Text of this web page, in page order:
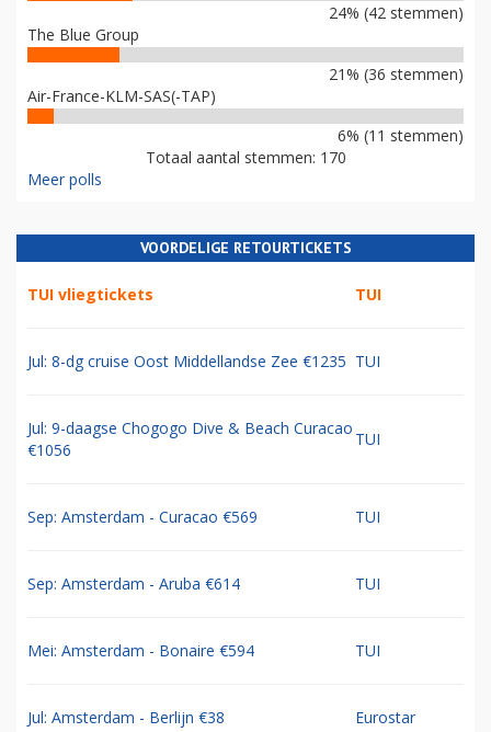
24% (42 stemmen)
The Blue Group
21% (36 stemmen)
Air-France-KLM-SAS(-TAP)
6% (11 stemmen)
Totaal aantal stemmen: 170
Meer polls
VOORDELIGE RETOURTICKETS
TUI vliegtickets TUI
Jul: 8-dg cruise Oost Middellandse Zee €1235 TUI
Jul: 9-daagse Chogogo Dive & Beach Curacao
€1056
TUI
Sep: Amsterdam - Curacao €569 TUI
Sep: Amsterdam - Aruba €614 TUI
Mei: Amsterdam - Bonaire €594 TUI
Jul: Amsterdam - Berlijn €38 Eurostar